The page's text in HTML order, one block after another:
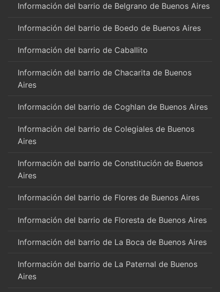
Información del barrio de Belgrano de Buenos Aires
Información del barrio de Boedo de Buenos Aires
Información del barrio de Caballito
Información del barrio de Chacarita de Buenos
Aires
Información del barrio de Coghlan de Buenos Aires
Información del barrio de Colegiales de Buenos
Aires
Información del barrio de Constitución de Buenos
Aires
Información del barrio de Flores de Buenos Aires
Información del barrio de Floresta de Buenos Aires
Información del barrio de La Boca de Buenos Aires
Información del barrio de La Paternal de Buenos
Aires